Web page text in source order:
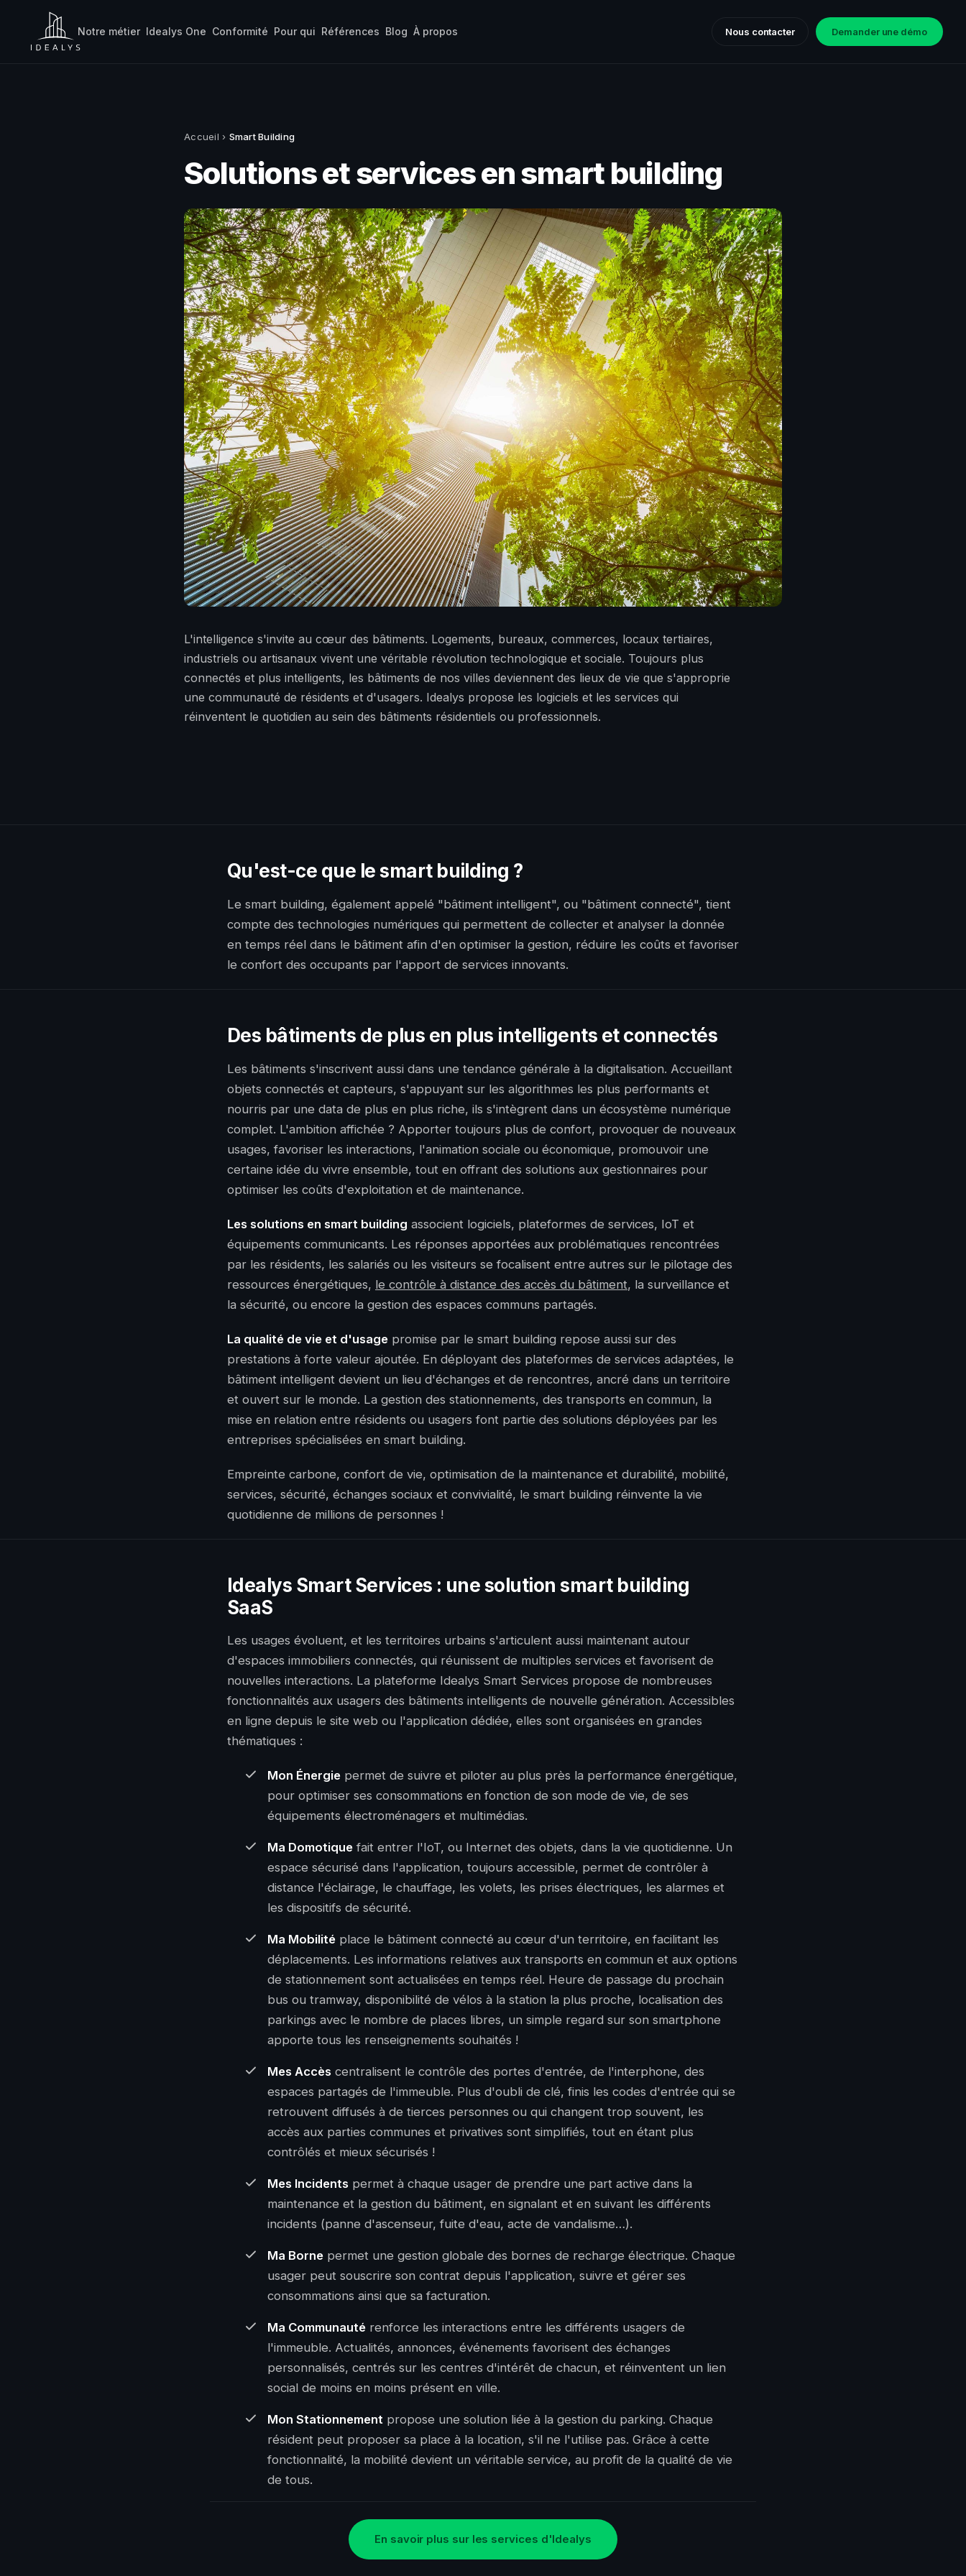
Notre métier Idealys One Conformité Pour qui Références Blog À propos Nous contacter Demander une démo
Accueil › Smart Building
Solutions et services en smart building
L'intelligence s'invite au cœur des bâtiments. Logements, bureaux, commerces, locaux tertiaires,
industriels ou artisanaux vivent une véritable révolution technologique et sociale. Toujours plus
connectés et plus intelligents, les bâtiments de nos villes deviennent des lieux de vie que s'approprie
une communauté de résidents et d'usagers. Idealys propose les logiciels et les services qui
réinventent le quotidien au sein des bâtiments résidentiels ou professionnels.
Qu'est-ce que le smart building ?
Le smart building, également appelé "bâtiment intelligent", ou "bâtiment connecté", tient
compte des technologies numériques qui permettent de collecter et analyser la donnée
en temps réel dans le bâtiment afin d'en optimiser la gestion, réduire les coûts et favoriser
le confort des occupants par l'apport de services innovants.
Des bâtiments de plus en plus intelligents et connectés
Les bâtiments s'inscrivent aussi dans une tendance générale à la digitalisation. Accueillant
objets connectés et capteurs, s'appuyant sur les algorithmes les plus performants et
nourris par une data de plus en plus riche, ils s'intègrent dans un écosystème numérique
complet. L'ambition affichée ? Apporter toujours plus de confort, provoquer de nouveaux
usages, favoriser les interactions, l'animation sociale ou économique, promouvoir une
certaine idée du vivre ensemble, tout en offrant des solutions aux gestionnaires pour
optimiser les coûts d'exploitation et de maintenance.
Les solutions en smart building associent logiciels, plateformes de services, IoT et
équipements communicants. Les réponses apportées aux problématiques rencontrées
par les résidents, les salariés ou les visiteurs se focalisent entre autres sur le pilotage des
ressources énergétiques, le contrôle à distance des accès du bâtiment, la surveillance et
la sécurité, ou encore la gestion des espaces communs partagés.
La qualité de vie et d'usage promise par le smart building repose aussi sur des
prestations à forte valeur ajoutée. En déployant des plateformes de services adaptées, le
bâtiment intelligent devient un lieu d'échanges et de rencontres, ancré dans un territoire
et ouvert sur le monde. La gestion des stationnements, des transports en commun, la
mise en relation entre résidents ou usagers font partie des solutions déployées par les
entreprises spécialisées en smart building.
Empreinte carbone, confort de vie, optimisation de la maintenance et durabilité, mobilité,
services, sécurité, échanges sociaux et convivialité, le smart building réinvente la vie
quotidienne de millions de personnes !
Idealys Smart Services : une solution smart building
SaaS
Les usages évoluent, et les territoires urbains s'articulent aussi maintenant autour
d'espaces immobiliers connectés, qui réunissent de multiples services et favorisent de
nouvelles interactions. La plateforme Idealys Smart Services propose de nombreuses
fonctionnalités aux usagers des bâtiments intelligents de nouvelle génération. Accessibles
en ligne depuis le site web ou l'application dédiée, elles sont organisées en grandes
thématiques :
Mon Énergie permet de suivre et piloter au plus près la performance énergétique,
pour optimiser ses consommations en fonction de son mode de vie, de ses
équipements électroménagers et multimédias.
Ma Domotique fait entrer l'IoT, ou Internet des objets, dans la vie quotidienne. Un
espace sécurisé dans l'application, toujours accessible, permet de contrôler à
distance l'éclairage, le chauffage, les volets, les prises électriques, les alarmes et
les dispositifs de sécurité.
Ma Mobilité place le bâtiment connecté au cœur d'un territoire, en facilitant les
déplacements. Les informations relatives aux transports en commun et aux options
de stationnement sont actualisées en temps réel. Heure de passage du prochain
bus ou tramway, disponibilité de vélos à la station la plus proche, localisation des
parkings avec le nombre de places libres, un simple regard sur son smartphone
apporte tous les renseignements souhaités !
Mes Accès centralisent le contrôle des portes d'entrée, de l'interphone, des
espaces partagés de l'immeuble. Plus d'oubli de clé, finis les codes d'entrée qui se
retrouvent diffusés à de tierces personnes ou qui changent trop souvent, les
accès aux parties communes et privatives sont simplifiés, tout en étant plus
contrôlés et mieux sécurisés !
Mes Incidents permet à chaque usager de prendre une part active dans la
maintenance et la gestion du bâtiment, en signalant et en suivant les différents
incidents (panne d'ascenseur, fuite d'eau, acte de vandalisme…).
Ma Borne permet une gestion globale des bornes de recharge électrique. Chaque
usager peut souscrire son contrat depuis l'application, suivre et gérer ses
consommations ainsi que sa facturation.
Ma Communauté renforce les interactions entre les différents usagers de
l'immeuble. Actualités, annonces, événements favorisent des échanges
personnalisés, centrés sur les centres d'intérêt de chacun, et réinventent un lien
social de moins en moins présent en ville.
Mon Stationnement propose une solution liée à la gestion du parking. Chaque
résident peut proposer sa place à la location, s'il ne l'utilise pas. Grâce à cette
fonctionnalité, la mobilité devient un véritable service, au profit de la qualité de vie
de tous.
En savoir plus sur les services d'Idealys